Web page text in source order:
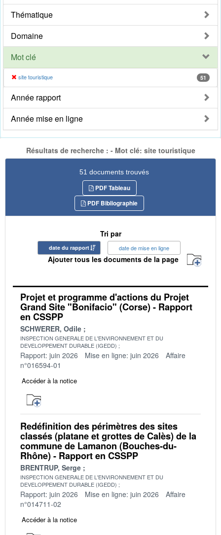
Thématique
Domaine
Mot clé
site touristique 51
Année rapport
Année mise en ligne
Résultats de recherche : - Mot clé: site touristique
51 documents trouvés
PDF Tableau
PDF Bibliographie
Tri par
date du rapport date de mise en ligne
Ajouter tous les documents de la page
Projet et programme d'actions du Projet
Grand Site "Bonifacio" (Corse) - Rapport
en CSSPP
SCHWERER, Odile
INSPECTION GENERALE DE L'ENVIRONNEMENT ET DU
DEVELOPPEMENT DURABLE (IGEDD)
Rapport: juin 2026 Mise en ligne: juin 2026
Affaire
n°016594-01
Accéder à la notice
Redéfinition des périmètres des sites
classés (platane et grottes de Calès) de la
commune de Lamanon (Bouches-du-
Rhône) - Rapport en CSSPP
BRENTRUP, Serge
INSPECTION GENERALE DE L'ENVIRONNEMENT ET DU
DEVELOPPEMENT DURABLE (IGEDD)
Rapport: juin 2026 Mise en ligne: juin 2026
Affaire
n°014711-02
Accéder à la notice